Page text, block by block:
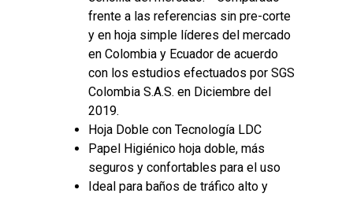
frente a las referencias sin pre-corte
y en hoja simple líderes del mercado
en Colombia y Ecuador de acuerdo
con los estudios efectuados por SGS
Colombia S.A.S. en Diciembre del
2019.
Hoja Doble con Tecnología LDC
Papel Higiénico hoja doble, más
seguros y confortables para el uso
Ideal para baños de tráfico alto y